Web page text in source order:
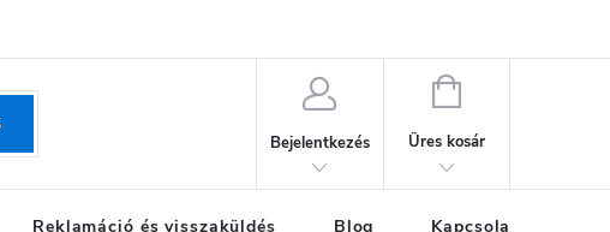
Bejelentkezés
KOSÁR
Üres kosár
Reklamáció és visszaküldés Blog Kapcsolat